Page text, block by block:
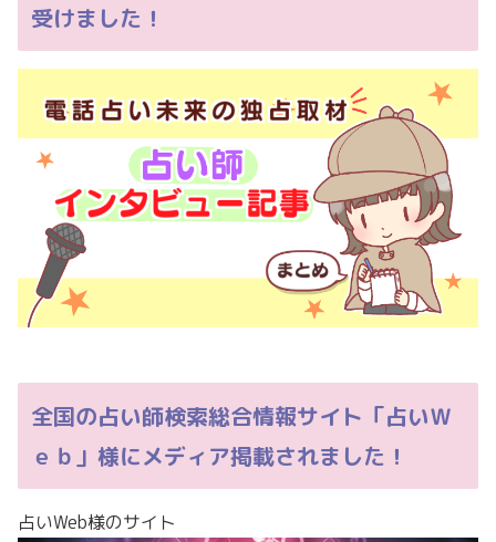
受けました！
全国の占い師検索総合情報サイト「占いＷ
ｅｂ」様にメディア掲載されました！
占いWeb様のサイト